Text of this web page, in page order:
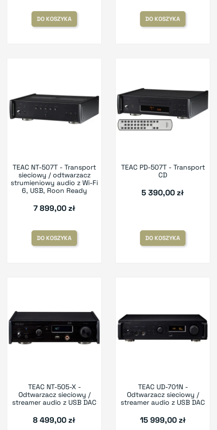
DO KOSZYKA DO KOSZYKA
TEAC NT-507T - Transport
sieciowy / odtwarzacz
strumieniowy audio z Wi-Fi
6, USB, Roon Ready
7 899,00 zł
DO KOSZYKA
TEAC PD-507T - Transport
CD
5 390,00 zł
DO KOSZYKA
TEAC NT-505-X -
Odtwarzacz sieciowy /
streamer audio z USB DAC
8 499,00 zł
TEAC UD-701N -
Odtwarzacz sieciowy /
streamer audio z USB DAC
15 999,00 zł